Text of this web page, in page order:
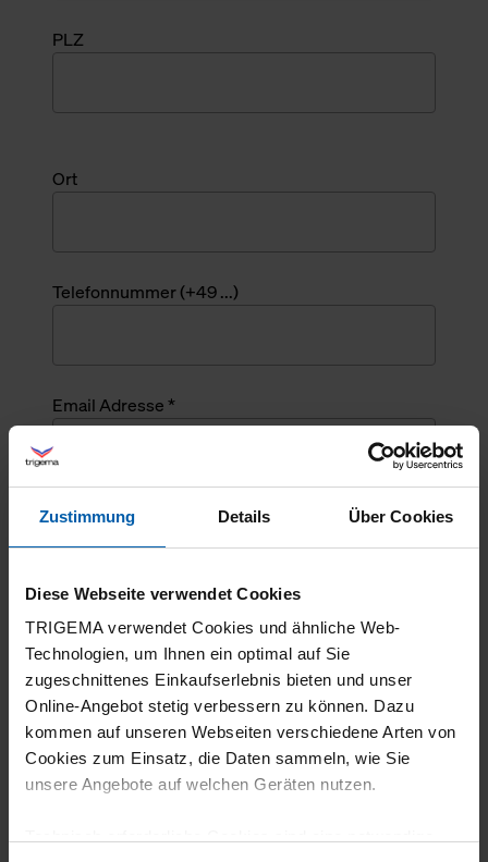
Zustimmung Details Über Cookies
Diese Webseite verwendet Cookies
TRIGEMA verwendet Cookies und ähnliche Web-
Technologien, um Ihnen ein optimal auf Sie
zugeschnittenes Einkaufserlebnis bieten und unser
Online-Angebot stetig verbessern zu können. Dazu
kommen auf unseren Webseiten verschiedene Arten von
Cookies zum Einsatz, die Daten sammeln, wie Sie
unsere Angebote auf welchen Geräten nutzen.
PLZ
Ort
Telefonnummer (+49 ...)
Email Adresse *
Angefragte Menge *
Mehrzeiliger Text